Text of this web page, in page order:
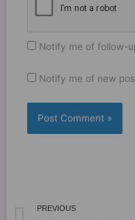
Notify me of follow-
Notify me of new
Prev
PREVIOUS